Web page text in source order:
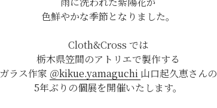
色鮮やかな季節となりました。
Cloth&Cross では
栃木県笠間のアトリエで製作する
ガラス作家 ＠kikue.yamaguchi 山口起久恵さんの
5年ぶりの個展を開催いたします。